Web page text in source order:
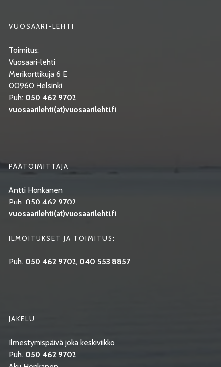
VUOSAARI-LEHTI
Toimitus:
Vuosaari-lehti
Merikorttikuja 6 E
00960 Helsinki
Puh: 050 462 9702
vuosaarilehti(at)vuosaarilehti.fi
PÄÄTOIMITTAJA
Antti Honkanen
Puh. 050 462 9702
vuosaarilehti(at)vuosaarilehti.fi
ILMOITUKSET JA TOIMITUS:
Puh. 050 462 9702, 040 553 8857
JAKELU
Ilmestymispäivä joka keskiviikko
Puh. 050 462 9702